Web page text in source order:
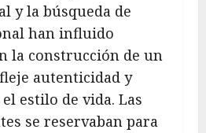
y la búsqueda de
han influido
la construcción de un
autenticidad y
estilo de vida. Las
se reservaban para